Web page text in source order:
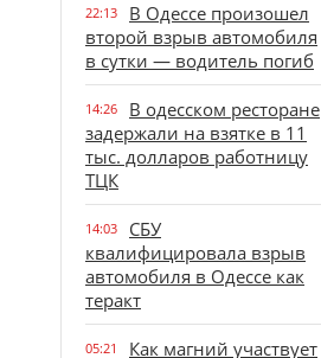
22:13
В Одессе произошел
второй взрыв автомобиля
в сутки — водитель погиб
14:26
В одесском ресторане
задержали на взятке в 11
тыс. долларов работницу
ТЦК
14:03
СБУ
квалифицировала взрыв
автомобиля в Одессе как
теракт
05:21 Как магний участвует